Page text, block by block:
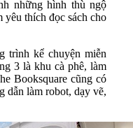
những hình thù ngộ
yêu thích đọc sách cho
trình kể chuyện miễn
3 là khu cà phê, làm
Booksquare cũng có
dẫn làm robot, dạy vẽ,